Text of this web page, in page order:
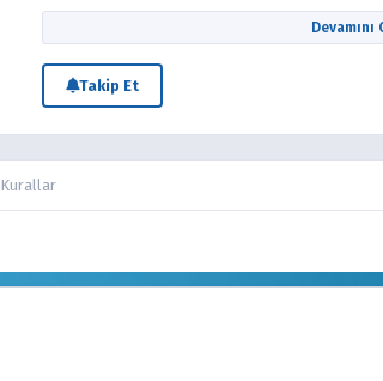
atarak zamanla, yoklukla, politikayla, karşılarına
kalırlar.
Devamını
Takip Et
Kurallar